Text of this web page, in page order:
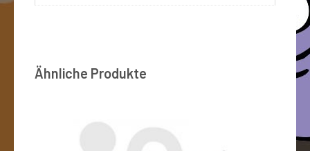
Ähnliche Produkte